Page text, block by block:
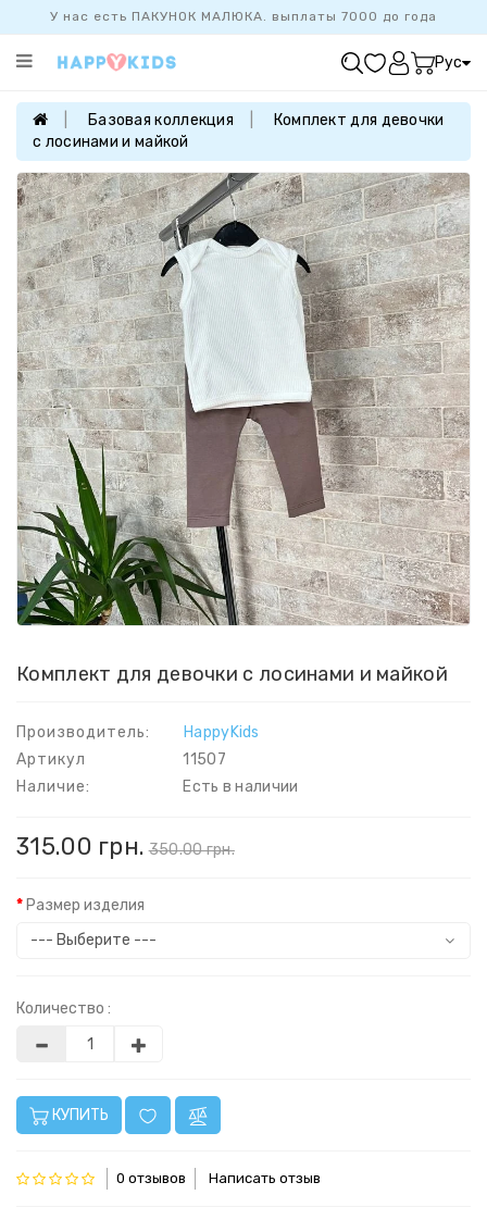
У нас есть ПАКУНОК МАЛЮКА. выплаты 7000 до года
Категории
ПРОДАЖ
БАЗОВАЯ
КОЛЛЕКЦИЯ
ДЕВОЧКАМ
МАЛЬЧИКАМ
НОВОРОЖДЕННЫМ
FAMILYLOOK
Рус
Базовая коллекция
Комплект для девочки
с лосинами и майкой
Комплект для девочки с лосинами и майкой
Производитель:
HappyKids
Артикул
11507
Наличие:
Есть в наличии
315.00 грн. 350.00 грн.
Размер изделия
Количество :
КУПИТЬ
0 отзывов Написать отзыв